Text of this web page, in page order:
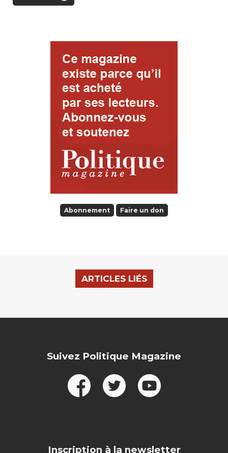
Abonnement Faire un don
ARTICLES LIÉS
Suivez Politique Magazine
Inscription à la newsletter